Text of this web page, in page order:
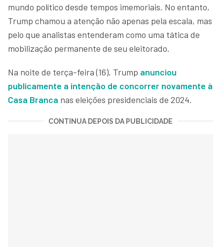
mundo político desde tempos imemoriais. No entanto,
Trump chamou a atenção não apenas pela escala, mas
pelo que analistas entenderam como uma tática de
mobilização permanente de seu eleitorado.
Na noite de terça-feira (16), Trump anunciou
publicamente a intenção de concorrer novamente à
Casa Branca nas eleições presidenciais de 2024.
CONTINUA DEPOIS DA PUBLICIDADE